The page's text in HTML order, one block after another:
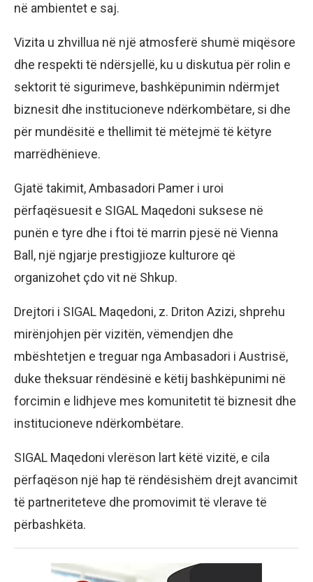
në ambientet e saj.
Vizita u zhvillua në një atmosferë shumë miqësore
dhe respekti të ndërsjellë, ku u diskutua për rolin e
sektorit të sigurimeve, bashkëpunimin ndërmjet
biznesit dhe institucioneve ndërkombëtare, si dhe
për mundësitë e thellimit të mëtejmë të këtyre
marrëdhënieve.
Gjatë takimit, Ambasadori Pamer i uroi
përfaqësuesit e SIGAL Maqedoni suksese në
punën e tyre dhe i ftoi të marrin pjesë në Vienna
Ball, një ngjarje prestigjioze kulturore që
organizohet çdo vit në Shkup.
Drejtori i SIGAL Maqedoni, z. Driton Azizi, shprehu
mirënjohjen për vizitën, vëmendjen dhe
mbështetjen e treguar nga Ambasadori i Austrisë,
duke theksuar rëndësinë e këtij bashkëpunimi në
forcimin e lidhjeve mes komunitetit të biznesit dhe
institucioneve ndërkombëtare.
SIGAL Maqedoni vlerëson lart këtë vizitë, e cila
përfaqëson një hap të rëndësishëm drejt avancimit
të partneriteteve dhe promovimit të vlerave të
përbashkëta.